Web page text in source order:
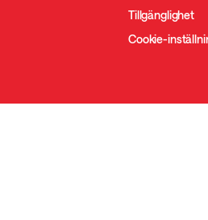
Tillgänglighet
Cookie-